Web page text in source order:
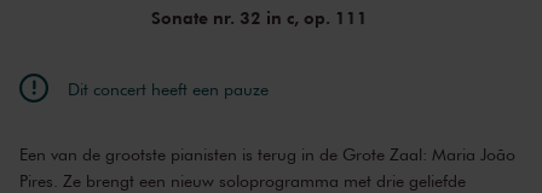
Sonate nr. 32 in c, op. 111
Dit concert heeft een pauze
Een van de grootste pianisten is terug in de Grote Zaal: Maria João
Pires. Ze brengt een nieuw soloprogramma met drie geliefde